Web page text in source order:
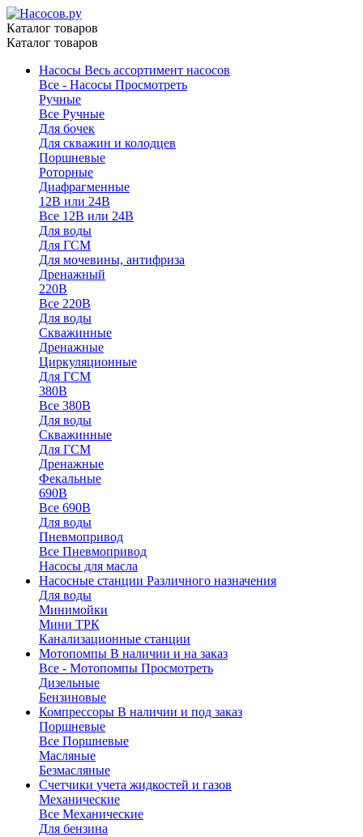
Каталог товаров
Каталог товаров
Насосы Весь ассортимент насосов
Все - Насосы Просмотреть
Ручные
Все Ручные
Для бочек
Для скважин и колодцев
Поршневые
Роторные
Диафрагменные
12В или 24В
Все 12В или 24В
Для воды
Для ГСМ
Для мочевины, антифриза
Дренажный
220В
Все 220В
Для воды
Скважинные
Дренажные
Циркуляционные
Для ГСМ
380В
Все 380В
Для воды
Скважинные
Для ГСМ
Дренажные
Фекальные
690В
Все 690В
Для воды
Пневмопривод
Все Пневмопривод
Насосы для масла
Насосные станции Различного назначения
Для воды
Минимойки
Мини ТРК
Канализационные станции
Мотопомпы В наличии и на заказ
Все - Мотопомпы Просмотреть
Дизельные
Бензиновые
Компрессоры В наличии и под заказ
Поршневые
Все Поршневые
Масляные
Безмасляные
Счетчики учета жидкостей и газов
Механические
Все Механические
Для бензина